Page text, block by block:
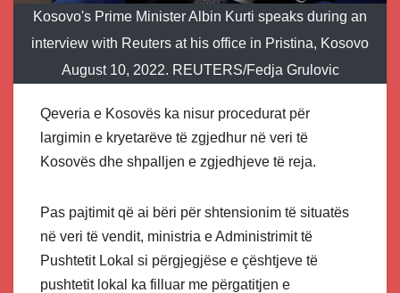
Kosovo's Prime Minister Albin Kurti speaks during an
interview with Reuters at his office in Pristina, Kosovo
August 10, 2022. REUTERS/Fedja Grulovic
Qeveria e Kosovës ka nisur procedurat për
largimin e kryetarëve të zgjedhur në veri të
Kosovës dhe shpalljen e zgjedhjeve të reja.
Pas pajtimit që ai bëri për shtensionim të situatës
në veri të vendit, ministria e Administrimit të
Pushtetit Lokal si përgjegjëse e çështjeve të
pushtetit lokal ka filluar me përgatitjen e